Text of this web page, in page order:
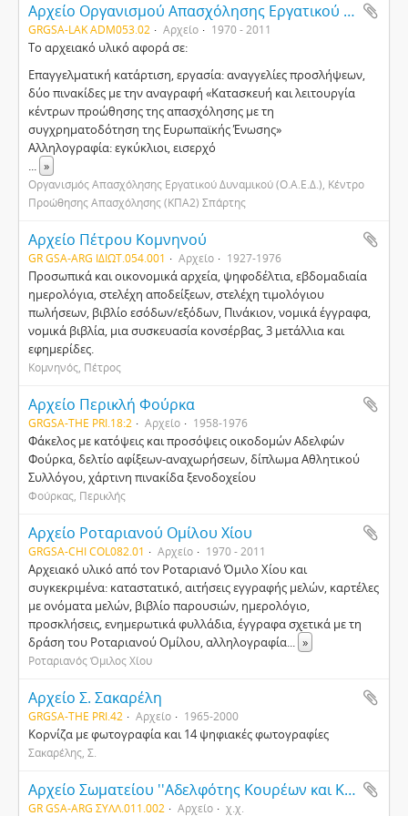
Αρχείο Οργανισμού Απασχόλησης Εργατικού Δυναμικού (Ο.Α.Ε.Δ.) Σπάρτης
GRGSA-LAK ADM053.02 Αρχείο 1970 - 2011
Το αρχειακό υλικό αφορά σε:
Επαγγελματική κατάρτιση, εργασία: αναγγελίες προσλήψεων,
δύο πινακίδες με την αναγραφή «Κατασκευή και λειτουργία
κέντρων προώθησης της απασχόλησης με τη
συγχρηματοδότηση της Ευρωπαϊκής Ένωσης»
Αλληλογραφία: εγκύκλιοι, εισερχό
... »
Οργανισμός Απασχόλησης Εργατικού Δυναμικού (Ο.Α.Ε.Δ.), Κέντρο
Προώθησης Απασχόλησης (ΚΠΑ2) Σπάρτης
Αρχείο Πέτρου Κομνηνού
GR GSA-ARG ΙΔΙΩΤ.054.001 Αρχείο 1927-1976
Προσωπικά και οικονομικά αρχεία, ψηφοδέλτια, εβδομαδιαία
ημερολόγια, στελέχη αποδείξεων, στελέχη τιμολόγιου
πωλήσεων, βιβλίο εσόδων/εξόδων, Πινάκιον, νομικά έγγραφα,
νομικά βιβλία, μια συσκευασία κονσέρβας, 3 μετάλλια και
εφημερίδες.
Κομνηνός, Πέτρος
Αρχείο Περικλή Φούρκα
GRGSA-THE PRI.18:2 Αρχείο 1958-1976
Φάκελος με κατόψεις και προσόψεις οικοδομών Αδελφών
Φούρκα, δελτίο αφίξεων-αναχωρήσεων, δίπλωμα Αθλητικού
Συλλόγου, χάρτινη πινακίδα ξενοδοχείου
Φούρκας, Περικλής
Αρχείο Ροταριανού Ομίλου Χίου
GRGSA-CHI COL082.01 Αρχείο 1970 - 2011
Αρχειακό υλικό από τον Ροταριανό Όμιλο Χίου και
συγκεκριμένα: καταστατικό, αιτήσεις εγγραφής μελών, καρτέλες
με ονόματα μελών, βιβλίο παρουσιών, ημερολόγιο,
προσκλήσεις, ενημερωτικά φυλλάδια, έγγραφα σχετικά με τη
δράση του Ροταριανού Ομίλου, αλληλογραφία... »
Ροταριανός Όμιλος Χίου
Αρχείο Σ. Σακαρέλη
GRGSA-THE PRI.42 Αρχείο 1965-2000
Κορνίζα με φωτογραφία και 14 ψηφιακές φωτογραφίες
Σακαρέλης, Σ.
Αρχείο Σωματείου ''Αδελφότης Κουρέων και Κομμωτών εν Ναυπλίω''
GR GSA-ARG ΣΥΛΛ.011.002 Αρχείο χ.χ.